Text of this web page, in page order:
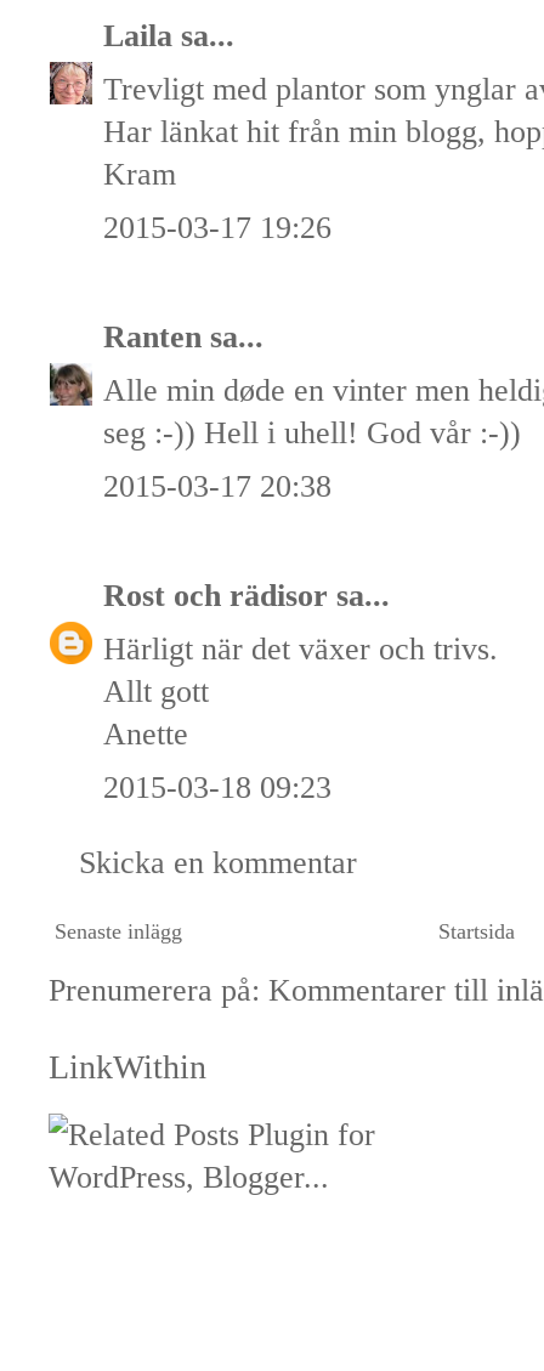
Laila sa...
Trevligt med plantor som ynglar
Har länkat hit från min blogg,
Kram
2015-03-17 19:26
Ranten sa...
Alle min døde en vinter men
seg :-)) Hell i uhell! God vår :-))
2015-03-17 20:38
Rost och rädisor sa...
Härligt när det växer och trivs.
Allt gott
Anette
2015-03-18 09:23
Skicka en kommentar
Senaste inlägg Startsida
Prenumerera på: Kommentarer till
LinkWithin